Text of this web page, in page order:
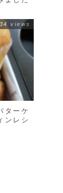
ターケ
ンレシ
views